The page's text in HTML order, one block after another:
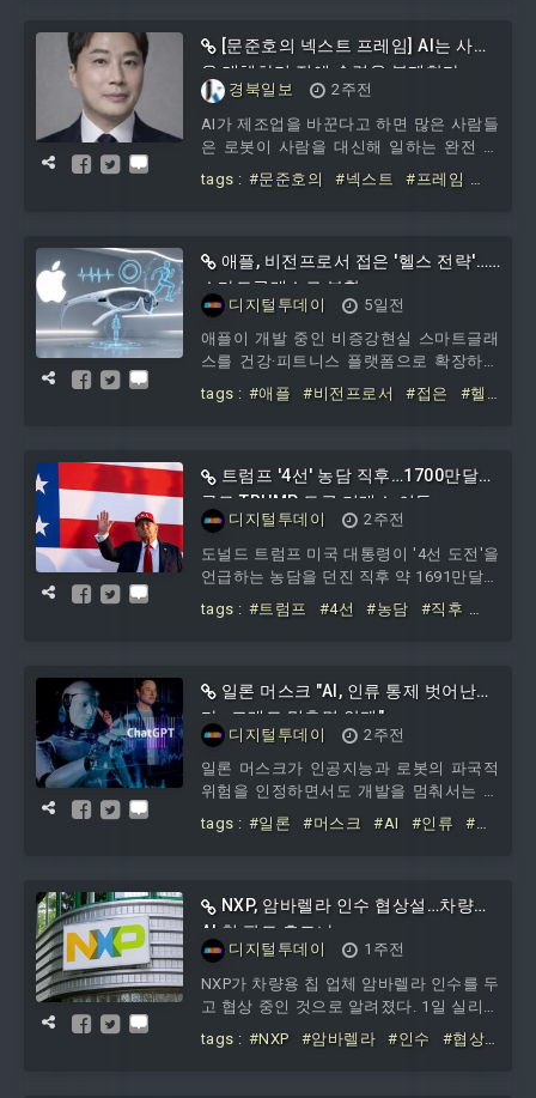
송했다고 밝혔다. 이번 투자제안은 기업의
자발적인 분양 신청을 기다리는 기존 방식
에서 벗어나, 투자 가능성이 있는 기
[문준호의 넥스트 프레임] AI는 사람
을 대체하기 전에 숙련을 복제한다
경북일보
2주전
AI가 제조업을 바꾼다고 하면 많은 사람들
은 로봇이 사람을 대신해 일하는 완전 자
동화 공장을 먼저 떠올린다. 하지만 실제
산업 현장에서 먼저 일어날 변화는 조금
프트웨어로 복제하는 것부터 시작할 가능
성이
tags : #문준호의 #넥스트
#프레임
애플, 비전프로서 접은 '헬스 전략'…
스마트글래스로 부활
디지털투데이
5일전
애플이 개발 중인 비증강현실 스마트글래
스를 건강·피트니스 플랫폼으로 확장하는
방안을 추진하고 있다. 다만 이런 기능은
내년 출시 가능성이 거론되는 1세대 제품
르면, 블룸버그의 마크 거먼은 애플이 차
기 스마트글래스를 또 다른 건강 플랫폼으
로 만드는 방향을 검토하고 있다고 전했
다.애플은 앞서 비전프로를 건강 플랫폼으
로 활용하는 방안도 검토한 바 있다. 당시
에는 헤드셋에서 피트니스+ 애플리케이
tags : #애플 #비전프로서 #접은
#헬
트럼프 '4선' 농담 직후…1700만달러
규모 TRUMP 토큰 거래소 이동
디지털투데이
2주전
도널드 트럼프 미국 대통령이 '4선 도전'을
언급하는 농담을 던진 직후 약 1691만달러
규모의 TRUMP 토큰이 거래소로 이동한
정황이 포착됐다. 실제 매도가 이뤄졌는지
면서 투자자들의 경계감이 커지고 있다.25
일 블록체인 매체 크립토슬레이트에 따르
면, TRUMP 프로젝트와 연계된 지갑은 최
근 1084만 TRUMP를 이동시켰다. 해당 물
량은 암호화폐 수탁사 비트고를 거쳐 거래
소로 향할 가능성이 제기됐다.
tags : #트럼프 #4선 #농담
#직후
일론 머스크 "AI, 인류 통제 벗어난
다…그래도 멈추면 안돼"
디지털투데이
2주전
일론 머스크가 인공지능과 로봇의 파국적
위험을 인정하면서도 개발을 멈춰서는 안
된다는 입장을 밝혔다.23일 비즈니스인사
이더에 따르면, 일론 머스크는 AI와 로봇이
베도스 이코노미스트 편집장과의 인터뷰
에서 AI와 로봇이 재앙적인 결과를 초래할
가능성이 0은 아니라고 말했다. 다만 AI와
로봇 발전의 흐름을 실제로 멈출 방법은
보이지 않으며, 설령 멈춤 버튼이 있더라
도
tags : #일론 #머스크 #AI #인류
#통
NXP, 암바렐라 인수 협상설…차량용
AI 칩 판도 흔드나
디지털투데이
1주전
NXP가 차량용 칩 업체 암바렐라 인수를 두
고 협상 중인 것으로 알려졌다. 1일 실리콘
앵글에 따르면 다른 업계 기업들도 인수전
에 뛰어들 가능성이 있다.구체적인 협상
tags : #NXP #암바렐라 #인수
#협상